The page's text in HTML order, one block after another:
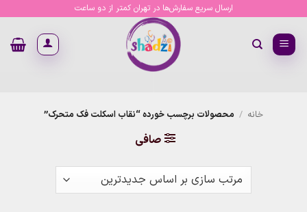
content
ارسال سریع سفارش‌ها در تهران کمتر از دو ساعت
خانه / محصولات برچسب خورده “نقاب اسکلت فک متحرک”
صافی